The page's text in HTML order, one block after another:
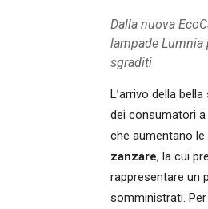
Dalla nuova
lampade Lumnia
sgraditi
L’arrivo della
dei consumatori
che aumentano
zanzare, la cui
rappresentare un
somministrati.